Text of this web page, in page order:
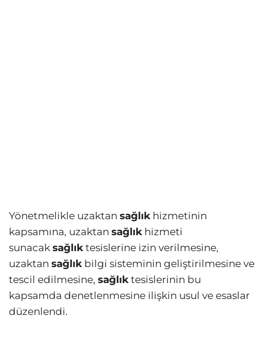
Yönetmelikle uzaktan sağlık hizmetinin
kapsamına, uzaktan sağlık hizmeti
sunacak sağlık tesislerine izin verilmesine,
uzaktan sağlık bilgi sisteminin geliştirilmesine ve
tescil edilmesine, sağlık tesislerinin bu
kapsamda denetlenmesine ilişkin usul ve esaslar
düzenlendi.